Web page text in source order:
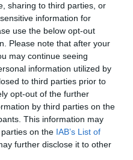
sharing to third parties, or
information for
use the below opt-out
Please note that after your
may continue seeing
information utilized by
to third parties prior to
opt-out of the further
by third parties on the
This information may
on the IAB’s List of
further disclose it to other
és még mindig
kötődést, akkor ne is
Ha még a belső hangod
ő az igazi, akkor
akkor ne húzd az
a végső szót, főleg,